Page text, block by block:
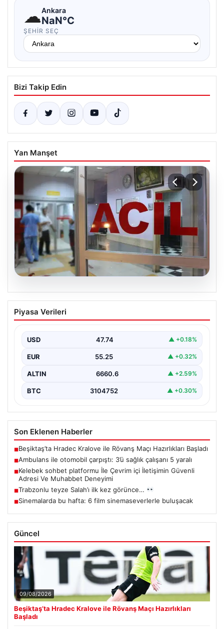
☁Ankara
NaN°C
ŞEHIR SEÇ
Bizi Takip Edin
Yan Manşet
Ambulans ile otomobil çarpıştı: 3’ü
sağlık çalışanı 5 yaralı
Piyasa Verileri
USD 47.74 ▲ +0.18%
EUR 55.25 ▲ +0.32%
ALTIN 6660.6 ▲ +2.59%
BTC 3104752 ▲ +0.30%
Son Eklenen Haberler
■Beşiktaş’ta Hradec Kralove ile Rövanş Maçı Hazırlıkları Başladı
■Ambulans ile otomobil çarpıştı: 3’ü sağlık çalışanı 5 yaralı
■Kelebek sohbet platformu İle Çevrim içi İletişimin Güvenli
Adresi Ve Muhabbet Deneyimi
■Trabzonlu teyze Salah’ı ilk kez görünce…
■Sinemalarda bu hafta: 6 film sinemaseverlerle buluşacak
Güncel
09/08/2026
Beşiktaş’ta Hradec Kralove ile Rövanş Maçı Hazırlıkları
Başladı